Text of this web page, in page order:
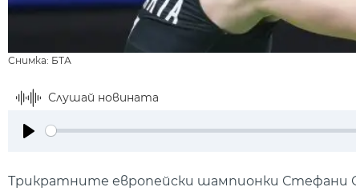
Снимка: БТА
Слушай новината
Трикратните европейски шампионки Стефани